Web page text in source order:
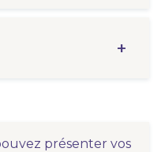
présenter vos